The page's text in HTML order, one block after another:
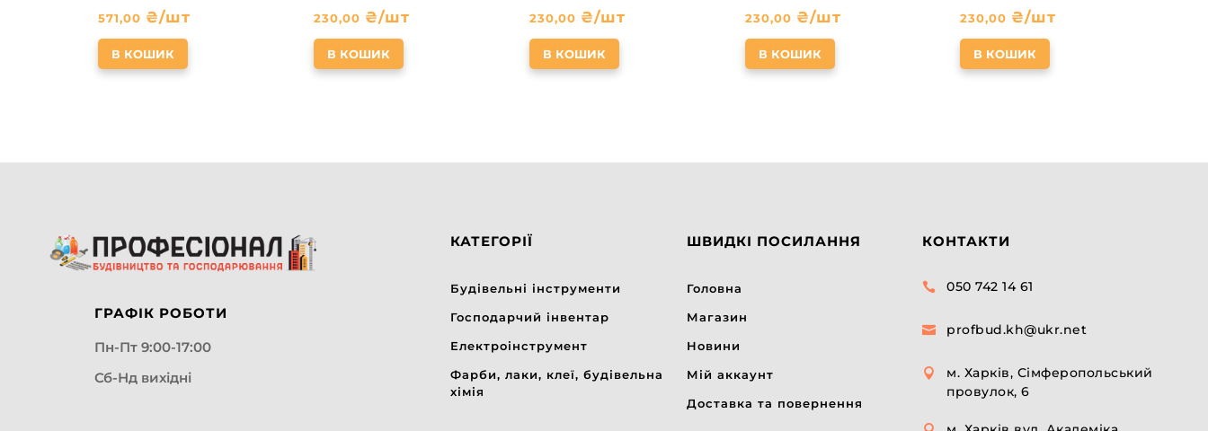
571,00 ₴/шт
В КОШИК
230,00 ₴/шт
В КОШИК
230,00 ₴/шт
В КОШИК
230,00 ₴/шт
В КОШИК
230,00 ₴/шт
В КОШИК
ГРАФІК РОБОТИ
Пн-Пт 9:00-17:00
Сб-Нд вихідні
КАТЕГОРІЇ
Будівельні інструменти
Господарчий інвентар
Електроінструмент
Фарби, лаки, клеї, будівельна
хімія
ШВИДКІ ПОСИЛАННЯ
Головна
Магазин
Новини
Мій аккаунт
Доставка та повернення
КОНТАКТИ
 050 742 14 61
 profbud.kh@ukr.net

м. Харків, Сімферопольський
провулок, 6